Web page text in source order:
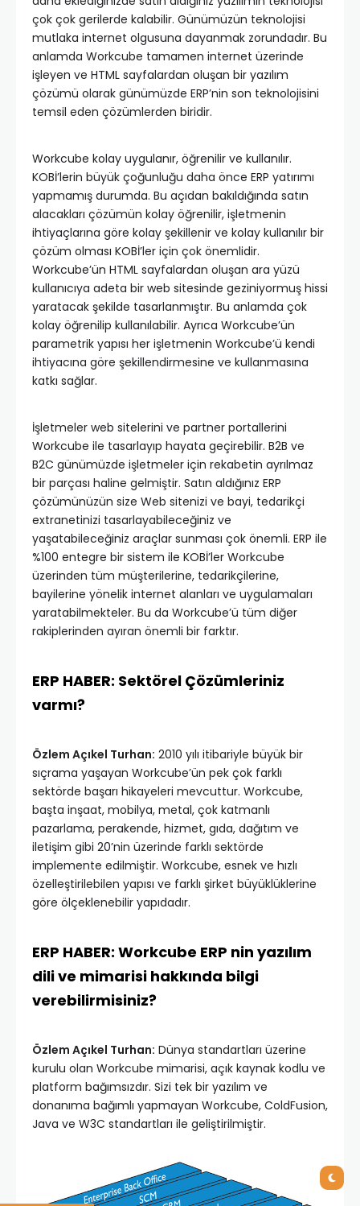
çok çok gerilerde kalabilir. Günümüzün teknolojisi
mutlaka internet olgusuna dayanmak zorundadır. Bu
anlamda Workcube tamamen internet üzerinde
işleyen ve HTML sayfalardan oluşan bir yazılım
çözümü olarak günümüzde ERP’nin son teknolojisini
temsil eden çözümlerden biridir.
Workcube kolay uygulanır, öğrenilir ve kullanılır.
KOBİ’lerin büyük çoğunluğu daha önce ERP yatırımı
yapmamış durumda. Bu açıdan bakıldığında satın
alacakları çözümün kolay öğrenilir, işletmenin
ihtiyaçlarına göre kolay şekillenir ve kolay kullanılır bir
çözüm olması KOBİ’ler için çok önemlidir.
Workcube’ün HTML sayfalardan oluşan ara yüzü
kullanıcıya adeta bir web sitesinde geziniyormuş hissi
yaratacak şekilde tasarlanmıştır. Bu anlamda çok
kolay öğrenilip kullanılabilir. Ayrıca Workcube’ün
parametrik yapısı her işletmenin Workcube’ü kendi
ihtiyacına göre şekillendirmesine ve kullanmasına
katkı sağlar.
İşletmeler web sitelerini ve partner portallerini
Workcube ile tasarlayıp hayata geçirebilir. B2B ve
B2C günümüzde işletmeler için rekabetin ayrılmaz
bir parçası haline gelmiştir. Satın aldığınız ERP
çözümünüzün size Web sitenizi ve bayi, tedarikçi
extranetinizi tasarlayabileceğiniz ve
yaşatabileceğiniz araçlar sunması çok önemli. ERP ile
%100 entegre bir sistem ile KOBİ’ler Workcube
üzerinden tüm müşterilerine, tedarikçilerine,
bayilerine yönelik internet alanları ve uygulamaları
yaratabilmekteler. Bu da Workcube’ü tüm diğer
rakiplerinden ayıran önemli bir farktır.
ERP HABER: Sektörel Çözümleriniz
varmı?
Özlem Açıkel Turhan: 2010 yılı itibariyle büyük bir
sıçrama yaşayan Workcube’ün pek çok farklı
sektörde başarı hikayeleri mevcuttur. Workcube,
başta inşaat, mobilya, metal, çok katmanlı
pazarlama, perakende, hizmet, gıda, dağıtım ve
iletişim gibi 20’nin üzerinde farklı sektörde
implemente edilmiştir. Workcube, esnek ve hızlı
özelleştirilebilen yapısı ve farklı şirket büyüklüklerine
göre ölçeklenebilir yapıdadır.
ERP HABER: Workcube ERP nin yazılım
dili ve mimarisi hakkında bilgi
verebilirmisiniz?
Özlem Açıkel Turhan: Dünya standartları üzerine
kurulu olan Workcube mimarisi, açık kaynak kodlu ve
platform bağımsızdır. Sizi tek bir yazılım ve
donanıma bağımlı yapmayan Workcube, ColdFusion,
Java ve W3C standartları ile geliştirilmiştir.